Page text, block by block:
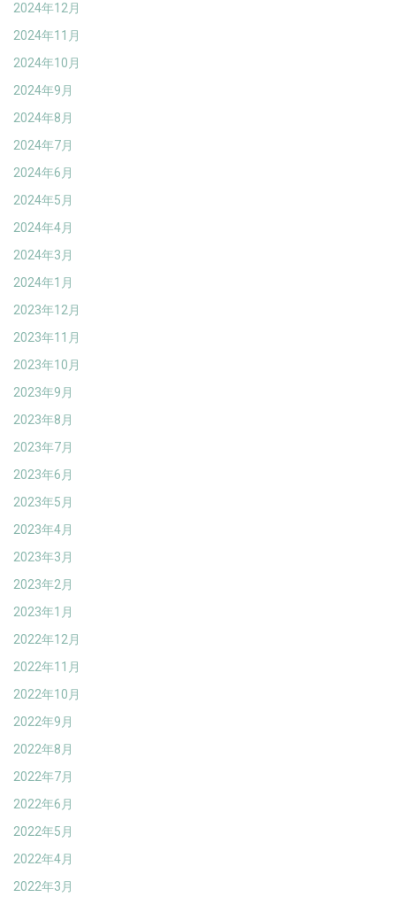
2024年12月
2024年11月
2024年10月
2024年9月
2024年8月
2024年7月
2024年6月
2024年5月
2024年4月
2024年3月
2024年1月
2023年12月
2023年11月
2023年10月
2023年9月
2023年8月
2023年7月
2023年6月
2023年5月
2023年4月
2023年3月
2023年2月
2023年1月
2022年12月
2022年11月
2022年10月
2022年9月
2022年8月
2022年7月
2022年6月
2022年5月
2022年4月
2022年3月